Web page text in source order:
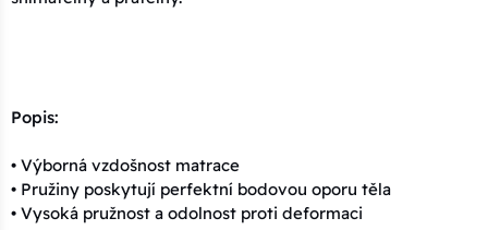
Popis:
• Výborná vzdošnost matrace
• Pružiny poskytují perfektní bodovou oporu těla
• Vysoká pružnost a odolnost proti deformaci